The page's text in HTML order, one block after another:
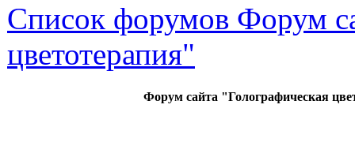
Список форумов Форум
цветотерапия"
Форум сайта "Голографическая